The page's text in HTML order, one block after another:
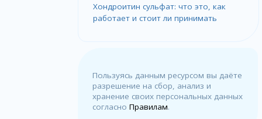
Хондроитин сульфат: что это, как
работает и стоит ли принимать
Пользуясь данным ресурсом вы даёте
разрешение на сбор, анализ и
хранение своих персональных данных
согласноПравилам.